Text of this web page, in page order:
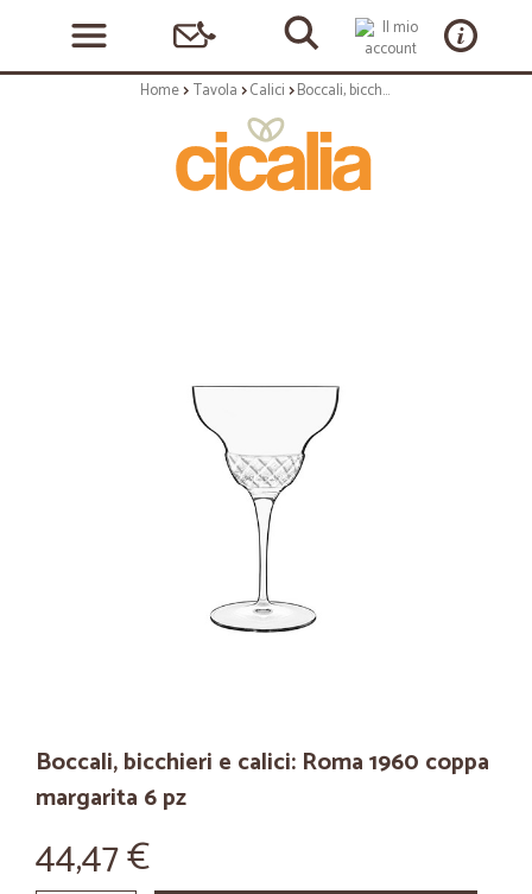
Home Tavola Calici Boccali, bicchieri e calici: Roma 1960 coppa margarita 6 pz
Boccali, bicchieri e calici: Roma 1960 coppa
margarita 6 pz
44,47 €